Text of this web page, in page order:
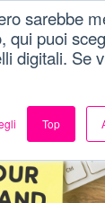
sarebbe
qui puoi
digitali. Se
Top
Dici